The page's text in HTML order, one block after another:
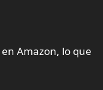
en Amazon, lo que